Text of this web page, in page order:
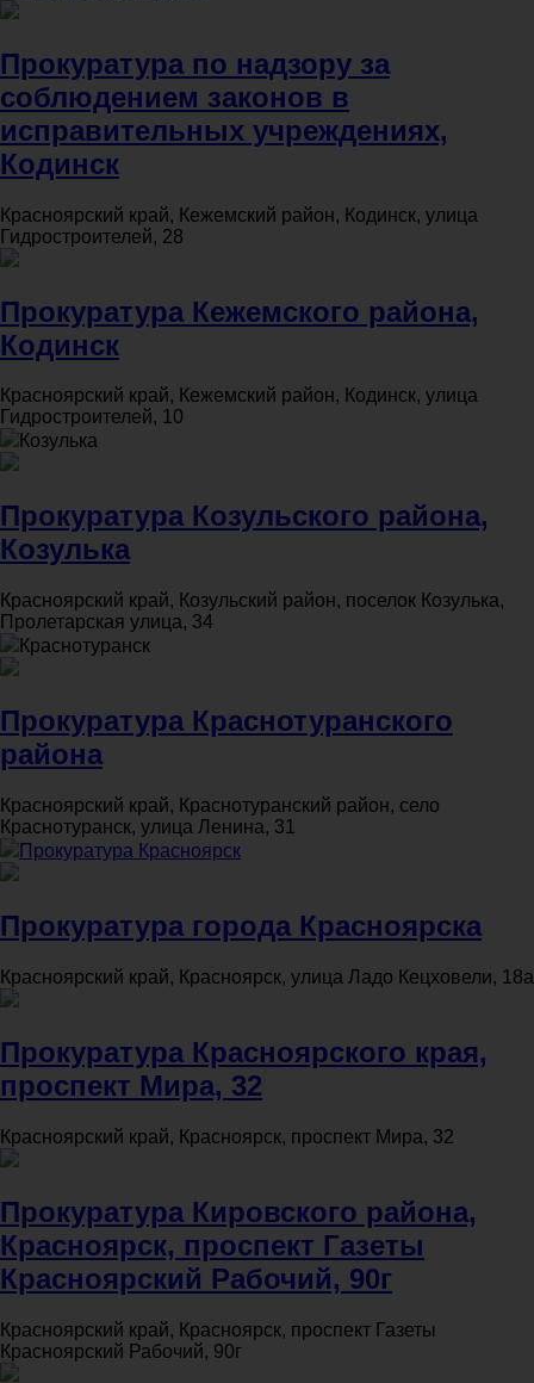
Прокуратура по надзору за
соблюдением законов в
исправительных учреждениях,
Кодинск
Красноярский край, Кежемский район, Кодинск, улица
Гидростроителей, 28
Прокуратура Кежемского района,
Кодинск
Красноярский край, Кежемский район, Кодинск, улица
Гидростроителей, 10
Козулька
Прокуратура Козульского района,
Козулька
Красноярский край, Козульский район, поселок Козулька,
Пролетарская улица, 34
Краснотуранск
Прокуратура Краснотуранского
района
Красноярский край, Краснотуранский район, село
Краснотуранск, улица Ленина, 31
Прокуратура Красноярск
Прокуратура города Красноярска
Красноярский край, Красноярск, улица Ладо Кецховели, 18а
Прокуратура Красноярского края,
проспект Мира, 32
Красноярский край, Красноярск, проспект Мира, 32
Прокуратура Кировского района,
Красноярск, проспект Газеты
Красноярский Рабочий, 90г
Красноярский край, Красноярск, проспект Газеты
Красноярский Рабочий, 90г